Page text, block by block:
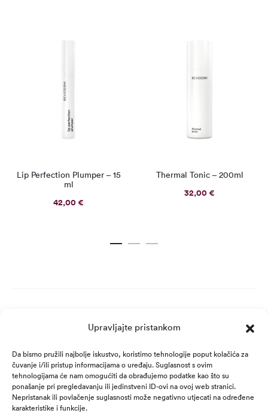
Upravljajte pristankom
Da bismo pružili najbolje iskustvo, koristimo tehnologije poput kolačića za
čuvanje i/ili pristup informacijama o uređaju. Suglasnost s ovim
tehnologijama će nam omogućiti da obrađujemo podatke kao što su
ponašanje pri pregledavanju ili jedinstveni ID-ovi na ovoj web stranici.
Nepristanak ili povlačenje suglasnosti može negativno utjecati na određene
karakteristike i funkcije.
Lip Perfection Plumper – 15
ml
42,00€
Thermal Tonic – 200ml
32,00€